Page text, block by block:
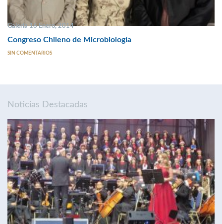
Galería 16 Enero, 2014
Congreso Chileno de Microbiología
SIN COMENTARIOS
Noticias Destacadas